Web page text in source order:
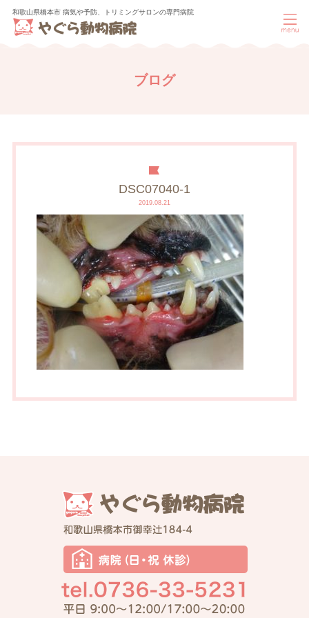
和歌山県橋本市 病気や予防、トリミングサロンの専門病院
ブログ
DSC07040-1
2019.08.21